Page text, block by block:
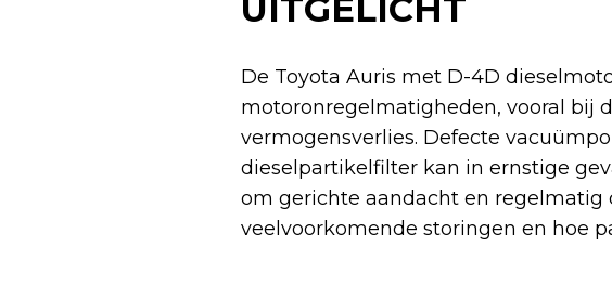
UITGELICHT
De Toyota Auris met D-4D
motoronregelmatigheden, vooral bij
vermogensverlies. Defecte
dieselpartikelfilter kan in ernstige
om gerichte aandacht en regelmatig
veelvoorkomende storingen en hoe